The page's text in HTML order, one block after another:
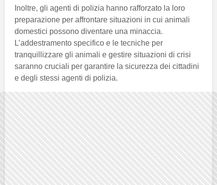
Inoltre, gli agenti di polizia hanno rafforzato la loro
preparazione per affrontare situazioni in cui animali
domestici possono diventare una minaccia.
L’addestramento specifico e le tecniche per
tranquillizzare gli animali e gestire situazioni di crisi
saranno cruciali per garantire la sicurezza dei cittadini
e degli stessi agenti di polizia.